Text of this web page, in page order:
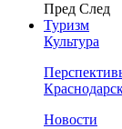
Пред След
Туризм
Культура
Новости